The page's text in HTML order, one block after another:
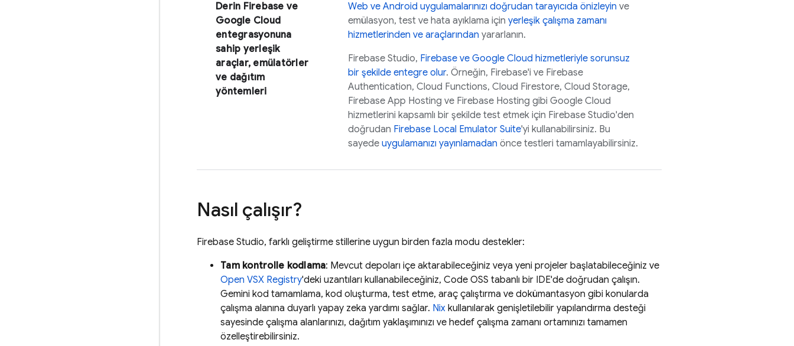
Derin Firebase ve
Google Cloud
entegrasyonuna
sahip yerleşik
araçlar, emülatörler
ve dağıtım
yöntemleri
Web ve Android uygulamalarınızı doğrudan tarayıcıda önizleyin ve
emülasyon, test ve hata ayıklama için yerleşik çalışma zamanı
hizmetlerinden ve araçlarından yararlanın.
Firebase Studio, Firebase ve Google Cloud hizmetleriyle sorunsuz
bir şekilde entegre olur. Örneğin, Firebase'i ve Firebase
Authentication, Cloud Functions, Cloud Firestore, Cloud Storage,
Firebase App Hosting ve Firebase Hosting gibi Google Cloud
hizmetlerini kapsamlı bir şekilde test etmek için Firebase Studio'den
doğrudan Firebase Local Emulator Suite'yi kullanabilirsiniz. Bu
sayede uygulamanızı yayınlamadan önce testleri tamamlayabilirsiniz.
Nasıl çalışır?
Firebase Studio, farklı geliştirme stillerine uygun birden fazla modu destekler:
Tam kontrolle kodlama: Mevcut depoları içe aktarabileceğiniz veya yeni projeler başlatabileceğiniz ve
Open VSX Registry'deki uzantıları kullanabileceğiniz, Code OSS tabanlı bir IDE'de doğrudan çalışın.
Gemini kod tamamlama, kod oluşturma, test etme, araç çalıştırma ve dokümantasyon gibi konularda
çalışma alanına duyarlı yapay zeka yardımı sağlar. Nix kullanılarak genişletilebilir yapılandırma desteği
sayesinde çalışma alanlarınızı, dağıtım yaklaşımınızı ve hedef çalışma zamanı ortamınızı tamamen
özelleştirebilirsiniz.